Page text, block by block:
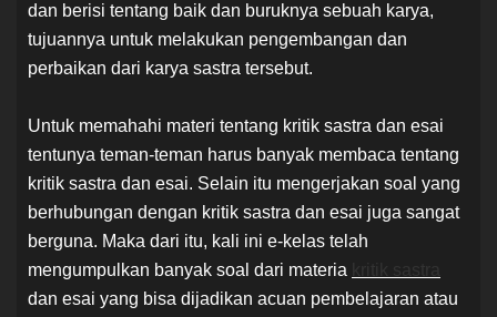
dan berisi tentang baik dan buruknya sebuah karya,
tujuannya untuk melakukan pengembangan dan
perbaikan dari karya sastra tersebut.
Untuk memahahi materi tentang kritik sastra dan esai
tentunya teman-teman harus banyak membaca tentang
kritik sastra dan esai. Selain itu mengerjakan soal yang
berhubungan dengan kritik sastra dan esai juga sangat
berguna. Maka dari itu, kali ini e-kelas telah
mengumpulkan banyak soal dari materia
dan esai yang bisa dijadikan acuan pembelajaran atau